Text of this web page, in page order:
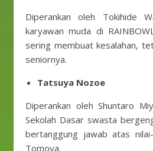
Diperankan oleh Tokihide
karyawan muda di
sering membuat kesalahan,
seniornya.
Tatsuya Nozoe
Diperankan oleh Shuntaro
Sekolah Dasar swasta
bertanggung jawab atas
Tomoya.